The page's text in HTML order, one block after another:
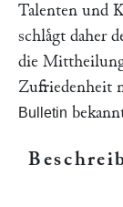
Talenten und
schlaͤgt daher
die
Zufriedenheit
Bulletin